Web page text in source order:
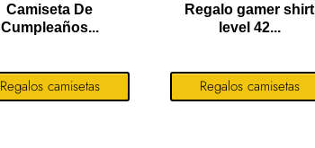
Camiseta De
Cumpleaños...
Regalos camisetas
Regalo gamer shirt
level 42...
Regalos camisetas